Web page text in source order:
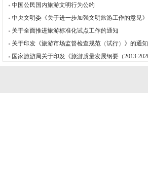
中国公民国内旅游文明行为公约
中央文明委《关于进一步加强文明旅游工作的意见》
关于全面推进旅游标准化试点工作的通知
关于印发《旅游市场监督检查规范（试行）》的通知